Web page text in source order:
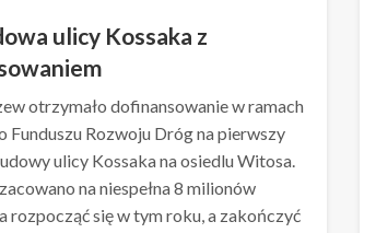
ulicy Kossaka z
otrzymało dofinansowanie w ramach
Funduszu Rozwoju Dróg na pierwszy
ulicy Kossaka na osiedlu Witosa.
na niespełna 8 milionów
rozpocząć się w tym roku, a zakończyć